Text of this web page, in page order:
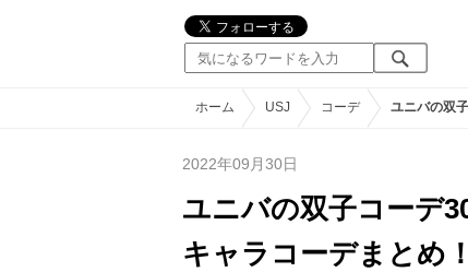
ホーム USJ コーデ ユニバの双
2022年09月30日
ユニバの双子コーデ
キャラコーデまとめ！